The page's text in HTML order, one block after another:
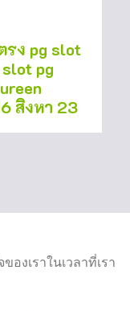
รง pg slot
slot pg
สิงหา 23
งเราในเวลาที่เรา